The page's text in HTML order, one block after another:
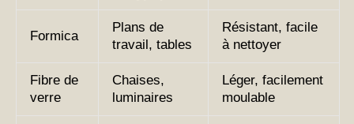
Formica
Plans de
travail, tables
Résistant, facile
à nettoyer
Fibre de
verre
Chaises,
luminaires
Léger, facilement
moulable